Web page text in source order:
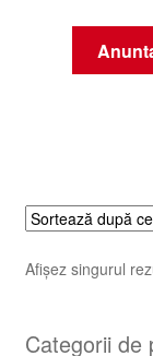
Afișez singurul
Categorii de